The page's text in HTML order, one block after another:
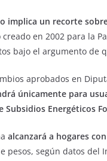
implica un recorte
creado en 2002 para la
bajo el argumento de
aprobados en
únicamente para
Subsidios Energéticos
alcanzará a hogares
pesos, según datos del